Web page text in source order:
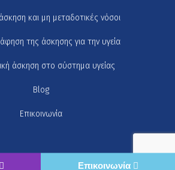
και μη μεταδοτικές νόσοι
της άσκησης για την υγεία
άσκηση στο σύστημα υγείας
Blog
Επικοινωνία
Επικοινωνία